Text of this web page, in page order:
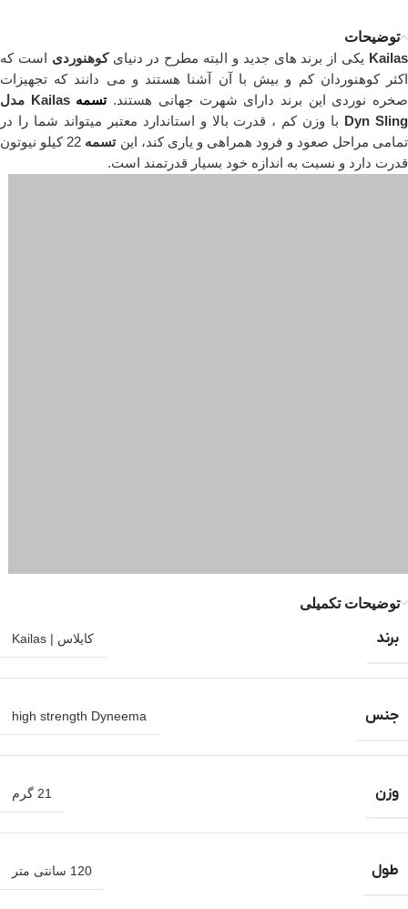
توضیحات
Kailas یکی از برند های جدید و البته مطرح در دنیایکوهنوردی است که
اکثر کوهنوردان کم و بیش با آن آشنا هستند و می دانند که تجهیزات
صخره نوردی این برند دارای شهرت جهانی هستند.تسمه
Kailas مدل
Dyn Sling
با وزن کم ، قدرت بالا و استاندارد معتبر میتواند شما را در
تمامی مراحل صعود و فرود همراهی و یاری کند، اینتسمه
22 کیلو نیوتون
قدرت دارد و نسبت به اندازه خود بسیار قدرتمند است.
توضیحات تکمیلی
برند کایلاس | Kailas
جنس high strength Dyneema
وزن 21 گرم
طول 120 سانتی متر